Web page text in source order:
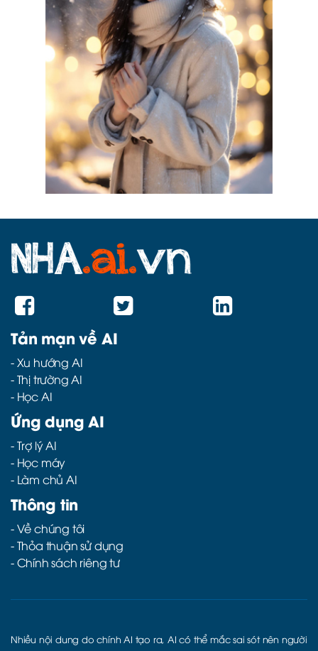
Tản mạn về AI
-Xu hướng AI
-Thị trường AI
- Học AI
Ứng dụng AI
-Trợ lý AI
- Học máy
- Làm chủ AI
Thông tin
- Về chúng tôi
- Thỏa thuận sử dụng
- Chính sách riêng tư
Nhiều nội dung do chính AI tạo ra, AI có thể mắc sai sót nên người